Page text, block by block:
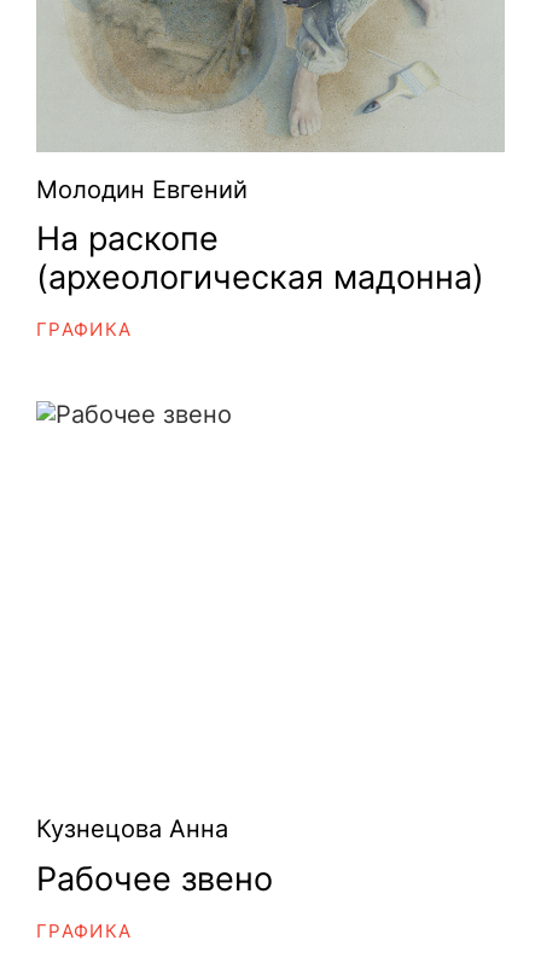
Молодин Евгений
На раскопе
(археологическая мадонна)
ГРАФИКА
Рабочее звено
Кузнецова Анна
Рабочее звено
ГРАФИКА